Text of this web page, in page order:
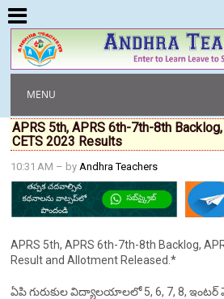
MENU
APRS 5th, APRS 6th-7th-8th
CETS 2023 Results
10:31 AM – byAndhra Teachers
APRS 5th, APRS 6th-7th-8th Backlog,
Result and Allotment Released.*
ఏపి గురుకుల విద్యాలయాలలో 5, 6, 7, 8,